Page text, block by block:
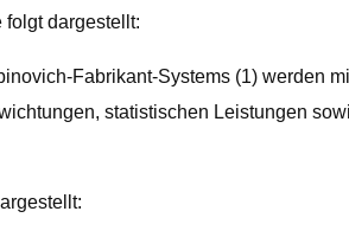
dargestellt:
Fabrikant-Systems (1) werden
statistischen Leistungen